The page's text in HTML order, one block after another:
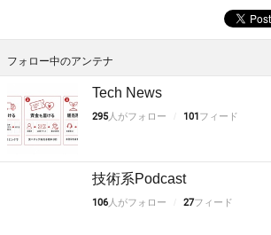
フォロー中のアンテナ
Tech News
295人がフォロー 101フィード
技術系Podcast
106 人がフォロー 27フィード